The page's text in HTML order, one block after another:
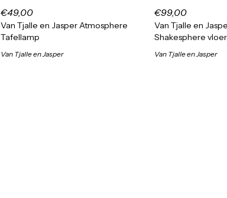
€49,00
Van Tjalle en Jasper Atmosphere
Tafellamp
Van Tjalle en Jasper
€99,00
Van Tjalle en
Shakesphere
Van Tjalle en Jasper